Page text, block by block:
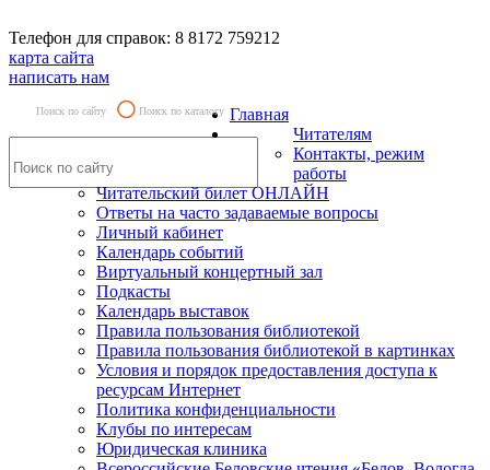
Телефон для справок: 8 8172 759212
карта сайта
написать нам
Поиск по сайту Поиск по каталогу Главная
Читателям
Контакты, режим
работы
Читательский билет ОНЛАЙН
Ответы на часто задаваемые вопросы
Личный кабинет
Календарь событий
Виртуальный концертный зал
Подкасты
Календарь выставок
Правила пользования библиотекой
Правила пользования библиотекой в картинках
Условия и порядок предоставления доступа к
ресурсам Интернет
Политика конфиденциальности
Клубы по интересам
Юридическая клиника